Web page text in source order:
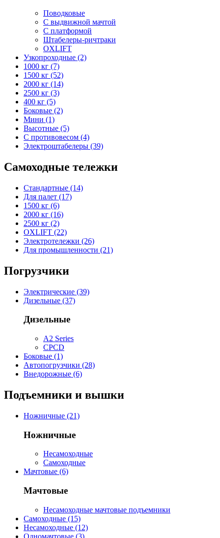
Поводковые
С выдвижной мачтой
С платформой
Штабелеры-ричтраки
OXLIFT
Узкопроходные (2)
1000 кг (7)
1500 кг (52)
2000 кг (14)
2500 кг (3)
400 кг (5)
Боковые (2)
Мини (1)
Высотные (5)
С противовесом (4)
Электроштабелеры (39)
Самоходные тележки
Стандартные (14)
Для палет (17)
1500 кг (6)
2000 кг (16)
2500 кг (2)
OXLIFT (22)
Электротележки (26)
Для промышленности (21)
Погрузчики
Электрические (39)
Дизельные (37)
Дизельные
A2 Series
CPCD
Боковые (1)
Автопогрузчики (28)
Внедорожные (6)
Подъемники и вышки
Ножничные (21)
Ножничные
Несамоходные
Самоходные
Мачтовые (6)
Мачтовые
Несамоходные мачтовые подъемники
Самоходные (15)
Несамоходные (12)
Одномачтовые (3)